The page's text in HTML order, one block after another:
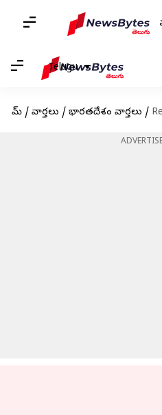
Telugu
హోమ్ / వార్తలు / భారతదేశం వార్తలు /